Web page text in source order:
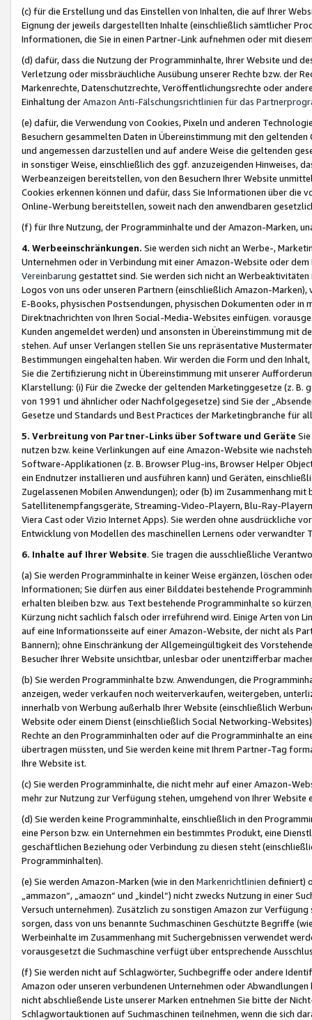
(c) für die Erstellung und das Einstellen von Inhalten, die auf Ihrer
Eignung der jeweils dargestellten Inhalte (einschließlich sämtlicher
Informationen, die Sie in einen Partner-Link aufnehmen oder mit
(d) dafür, dass die Nutzung der Programminhalte, Ihrer Website und
Verletzung oder missbräuchliche Ausübung unserer Rechte bzw. der
Markenrechte, Datenschutzrechte, Veröffentlichungsrechte oder
Einhaltung derAmazon Anti-Fälschungsrichtlinien für das
(e) dafür, die Verwendung von Cookies, Pixeln und anderen
Besuchern gesammelten Daten in Übereinstimmung mit den
und angemessen darzustellen und auf andere Weise die geltenden
in sonstiger Weise, einschließlich des ggf. anzuzeigenden Hinweises,
Werbeanzeigen bereitstellen, von den Besuchern Ihrer Website
Cookies erkennen können und dafür, dass Sie Informationen über die
Online-Werbung bereitstellen, soweit nach den anwendbaren
(f) für Ihre Nutzung, der Programminhalte und der Amazon-Marken,
4. Werbeeinschränkungen. Sie werden sich nicht an Werbe-,
Unternehmen oder in Verbindung mit einer Amazon-Website oder
Vereinbarung gestattet sind. Sie werden sich nicht an
Logos von uns oder unseren Partnern (einschließlich Amazon-
E-Books, physischen Postsendungen, physischen Dokumenten oder in
Direktnachrichten von Ihren Social-Media-Websites einfügen.
Kunden angemeldet werden) und ansonsten in Übereinstimmung mit
stehen. Auf unser Verlangen stellen Sie uns repräsentative
Bestimmungen eingehalten haben. Wir werden die Form und den
Sie die Zertifizierung nicht in Übereinstimmung mit unserer
Klarstellung: (i) Für die Zwecke der geltenden Marketinggesetze (z. B.
von 1991 und ähnlicher oder Nachfolgegesetze) sind Sie der
Gesetze und Standards und Best Practices der Marketingbranche für
5. Verbreitung von Partner-Links über Software und Geräte
nutzen bzw. keine Verlinkungen auf eine Amazon-Website wie
Software-Applikationen (z. B. Browser Plug-ins, Browser Helper
ein Endnutzer installieren und ausführen kann) und Geräten,
Zugelassenen Mobilen Anwendungen); oder (b) im Zusammenhang
Satellitenempfangsgeräte, Streaming-Video-Playern, Blu-Ray-
Viera Cast oder Vizio Internet Apps). Sie werden ohne ausdrückliche
Entwicklung von Modellen des maschinellen Lernens oder
6. Inhalte auf Ihrer Website. Sie tragen die ausschließliche
(a) Sie werden Programminhalte in keiner Weise ergänzen, löschen
Informationen; Sie dürfen aus einer Bilddatei bestehende
erhalten bleiben bzw. aus Text bestehende Programminhalte so
Kürzung nicht sachlich falsch oder irreführend wird. Einige Arten von
auf eine Informationsseite auf einer Amazon-Website, der nicht als
Bannern); ohne Einschränkung der Allgemeingültigkeit des
Besucher Ihrer Website unsichtbar, unlesbar oder unentzifferbar
(b) Sie werden Programminhalte bzw. Anwendungen, die
anzeigen, weder verkaufen noch weiterverkaufen, weitergeben,
innerhalb von Werbung außerhalb Ihrer Website (einschließlich
Website oder einem Dienst (einschließlich Social Networking-
Rechte an den Programminhalten oder auf die Programminhalte an
übertragen müssten, und Sie werden keine mit Ihrem Partner-Tag
Ihre Website ist.
(c) Sie werden Programminhalte, die nicht mehr auf einer Amazon-
mehr zur Nutzung zur Verfügung stehen, umgehend von Ihrer
(d) Sie werden keine Programminhalte, einschließlich in den
eine Person bzw. ein Unternehmen ein bestimmtes Produkt, eine
geschäftlichen Beziehung oder Verbindung zu diesen steht
Programminhalten).
(e) Sie werden Amazon-Marken (wie in den Markenrichtlinien definiert)
„ammazon“, „amaozn“ und „kindel“) nicht zwecks Nutzung in einer
Versuch unternehmen). Zusätzlich zu sonstigen Amazon zur
sorgen, dass von uns benannte Suchmaschinen Geschützte Begriffe
Werbeinhalte im Zusammenhang mit Suchergebnissen verwendet
vorausgesetzt die Suchmaschine verfügt über entsprechende
(f) Sie werden nicht auf Schlagwörter, Suchbegriffe oder andere
Amazon oder unseren verbundenen Unternehmen oder
nicht abschließende Liste unserer Marken entnehmen Sie bitte der
Schlagwortauktionen auf Suchmaschinen teilnehmen, wenn die sich